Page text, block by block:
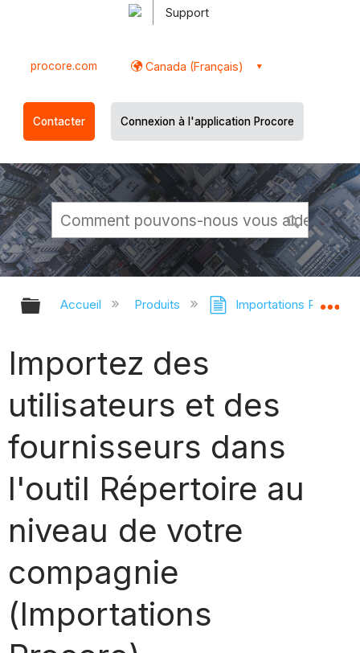
Support
procore.com Canada (Français)
Contacter Connexion à l'application Procore
Développer/réduire la hiérarchie
Accueil Produits Importations Procore
Importez des
utilisateurs et des
fournisseurs dans
l'outil Répertoire au
niveau de votre
compagnie
(Importations